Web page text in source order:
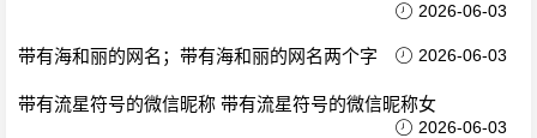
2026-06-03
带有海和丽的网名；带有海和丽的网名两个字 2026-06-03
带有流星符号的微信昵称 带有流星符号的微信昵称女
2026-06-03